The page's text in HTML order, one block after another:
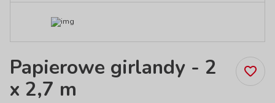
Papierowe girlandy - 2
x 2,7 m